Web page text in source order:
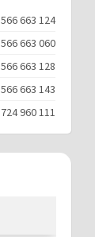
566 663 124
566 663 060
566 663 128
566 663 143
724 960 111